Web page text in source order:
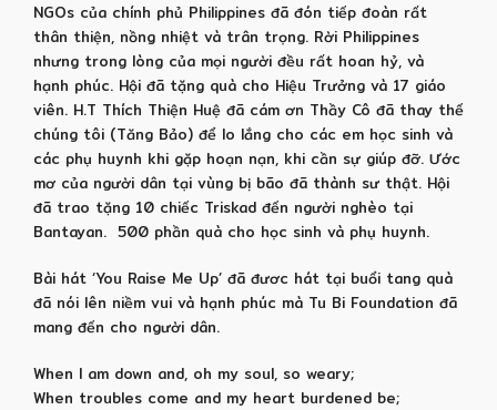
NGOs của chính phủ Philippines đã đón tiếp đoàn rất
thân thiện, nồng nhiệt và trân trọng. Rời Philippines
nhưng trong lòng của mọi người đều rất hoan hỷ, và
hạnh phúc. Hội đã tặng quà cho Hiệu Trưởng và 17 giáo
viên. H.T Thích Thiện Huệ đã cám ơn Thầy Cô đã thay thế
chúng tôi (Tăng Bảo) để lo lắng cho các em học sinh và
các phụ huynh khi gặp hoạn nạn, khi cần sự giúp đỡ. Ước
mơ của người dân tại vùng bị bão đã thành sư thật. Hội
đã trao tặng 10 chiếc Triskad đến người nghèo tại
Bantayan. 500 phần quà cho học sinh và phụ huynh.
Bài hát ‘You Raise Me Up’ đã đươc hát tại buổi tang quà
đã nói lên niềm vui và hạnh phúc mà Tu Bi Foundation đã
mang đến cho người dân.
When I am down and, oh my soul, so weary;
When troubles come and my heart burdened be;